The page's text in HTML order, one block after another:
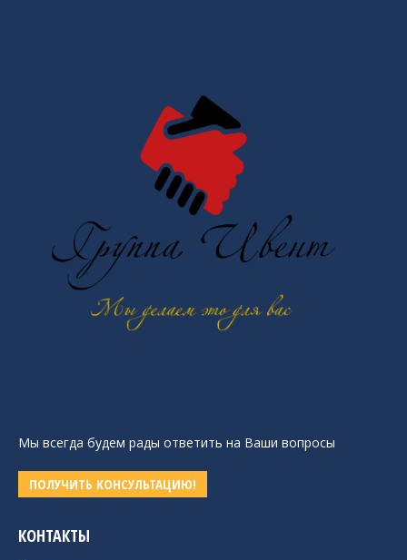
Мы всегда будем рады ответить на Ваши вопросы
ПОЛУЧИТЬ КОНСУЛЬТАЦИЮ!
КОНТАКТЫ